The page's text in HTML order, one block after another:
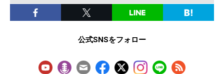
公式SNSをフォロー